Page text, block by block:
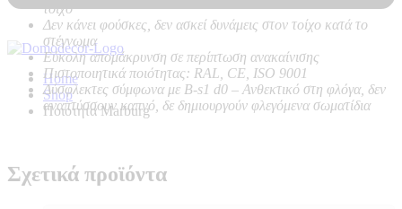
Home
Shop
Ποιοτητα Marburg
τοίχο
Δεν κάνει φούσκες, δεν ασκεί δυνάμεις στον τοίχο κατά το
στέγνωμα
Εύκολη απομάκρυνση σε περίπτωση ανακαίνισης
Πιστοποιητικά ποιότητας: RAL, CE, ISO 9001
Δύσφλεκτες σύμφωνα με B-s1 d0 – Ανθεκτικό στη φλόγα, δεν
αναπτύσσουν καπνό, δε δημιουργούν φλεγόμενα σωματίδια
Σχετικά προϊόντα